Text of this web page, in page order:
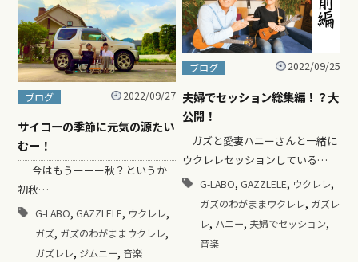
ブログ 2022/09/27
サイコーの季節に元気の源たい
むー！
今はもうーーー秋？というか
初秋…
G-LABO, GAZZLELE, ウクレレ,
ガズ, ガズのわがままウクレレ,
ガズレレ, ジムニー, 音楽
ブログ 2022/09/25
夫婦でセッション総集編！？大
公開！
ガズと愛妻ハニーさんと一緒に
ウクレレセッションしている…
G-LABO, GAZZLELE, ウクレレ,
ガズのわがままウクレレ, ガズレ
レ, ハニー, 夫婦でセッション,
音楽